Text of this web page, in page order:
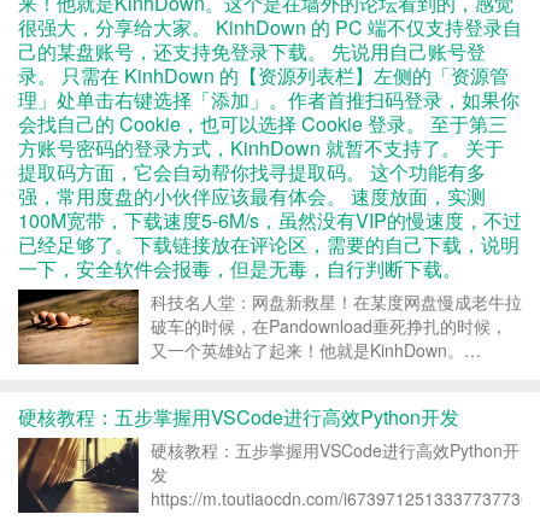
很强大，分享给大家。 KinhDown 的 PC 端不仅支持登录自
己的某盘账号，还支持免登录下载。 先说用自己账号登
录。 只需在 KinhDown 的【资源列表栏】左侧的「资源管
理」处单击右键选择「添加」。作者首推扫码登录，如果你
会找自己的 Cookie，也可以选择 Cookie 登录。 至于第三
方账号密码的登录方式，KinhDown 就暂不支持了。 关于
提取码方面，它会自动帮你找寻提取码。 这个功能有多
强，常用度盘的小伙伴应该最有体会。 速度放面，实测
100M宽带，下载速度5-6M/s，虽然没有VIP的慢速度，不过
已经足够了。下载链接放在评论区，需要的自己下载，说明
一下，安全软件会报毒，但是无毒，自行判断下载。
科技名人堂：网盘新救星！在某度网盘慢成老牛拉
破车的时候，在Pandownload垂死挣扎的时候，
又一个英雄站了起来！他就是KinhDown。…
硬核教程：五步掌握用VSCode进行高效Python开发
硬核教程：五步掌握用VSCode进行高效Python开
发
https://m.toutiaocdn.com/i6739712513337737736/